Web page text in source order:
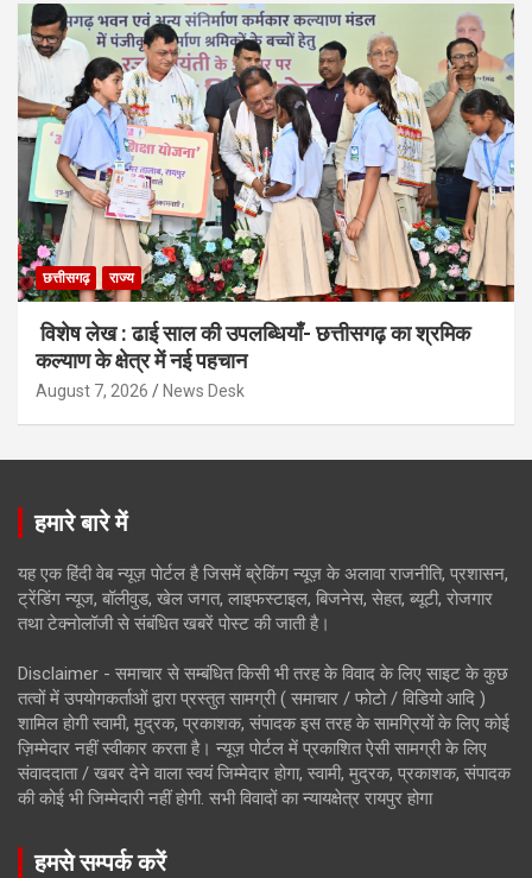
छत्तीसगढ़ राज्य
विशेष लेख : ढाई साल की उपलब्धियाँ- छत्तीसगढ़ का श्रमिक
कल्याण के क्षेत्र में नई पहचान
August 7, 2026 News Desk
हमारे बारे में
यह एक हिंदी वेब न्यूज़ पोर्टल है जिसमें ब्रेकिंग न्यूज़ के अलावा राजनीति, प्रशासन,
ट्रेंडिंग न्यूज, बॉलीवुड, खेल जगत, लाइफस्टाइल, बिजनेस, सेहत, ब्यूटी, रोजगार
तथा टेक्नोलॉजी से संबंधित खबरें पोस्ट की जाती है।
Disclaimer - समाचार से सम्बंधित किसी भी तरह के विवाद के लिए साइट के कुछ
तत्वों में उपयोगकर्ताओं द्वारा प्रस्तुत सामग्री ( समाचार / फोटो / विडियो आदि )
शामिल होगी स्वामी, मुद्रक, प्रकाशक, संपादक इस तरह के सामग्रियों के लिए कोई
ज़िम्मेदार नहीं स्वीकार करता है। न्यूज़ पोर्टल में प्रकाशित ऐसी सामग्री के लिए
संवाददाता / खबर देने वाला स्वयं जिम्मेदार होगा, स्वामी, मुद्रक, प्रकाशक, संपादक
की कोई भी जिम्मेदारी नहीं होगी. सभी विवादों का न्यायक्षेत्र रायपुर होगा
हमसे सम्पर्क करें